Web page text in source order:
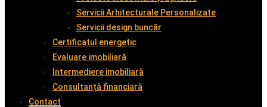
Servicii Arhitecturale Personalizate
Servicii design buncăr
Certificatul energetic
Evaluare imobiliară
Intermediere imobiliară
Consultanță financiară
Contact